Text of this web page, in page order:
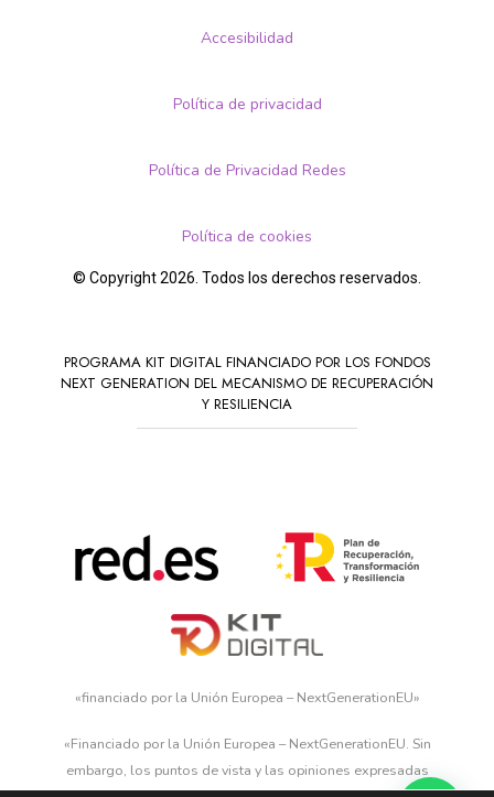
Accesibilidad
Política de privacidad
Política de Privacidad Redes
Política de cookies
© Copyright 2026. Todos los derechos reservados.
PROGRAMA KIT DIGITAL FINANCIADO POR LOS FONDOS
NEXT GENERATION DEL MECANISMO DE RECUPERACIÓN
Y RESILIENCIA
«financiado por la Unión Europea – NextGenerationEU»
«Financiado por la Unión Europea – NextGenerationEU. Sin
embargo, los puntos de vista y las opiniones expresadas